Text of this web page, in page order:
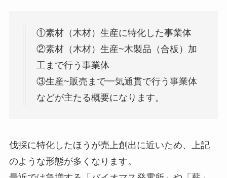
①素材（木材）生産に特化した事業体
②素材（木材）生産~木製品（合板）加
工まで行う事業体
③生産~販売まで一気通貫で行う事業体
などが主たる概要になります。
伐採に特化したほうが売上創出に近いため、上記
のような形態が多くなります。